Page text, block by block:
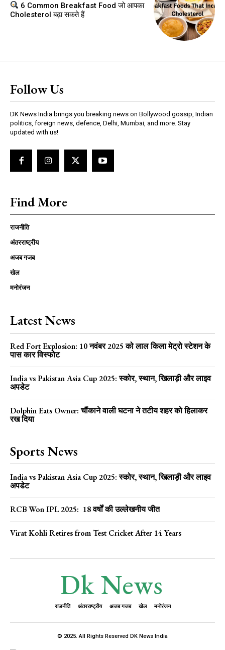
6 Common Breakfast Food जो आपका
Cholesterol बढ़ा सकते हैं
Follow Us
DK News India brings you breaking news on Bollywood gossip, Indian
politics, foreign news, defence, Delhi, Mumbai, and more. Stay
updated with us!
Find More
राजनीति
अंतरराष्ट्रीय
अजब गजब
खेल
मनोरंजन
Latest News
Red Fort Explosion: 10 नवंबर 2025 को लाल किला मेट्रो स्टेशन के
पास कार विस्फोट
India vs Pakistan Asia Cup 2025: स्कोर, स्थान, खिलाड़ी और लाइव
अपडेट
Dolphin Eats Owner: चौंकाने वाली घटना ने तटीय शहर को हिलाकर
रख दिया
Sports News
India vs Pakistan Asia Cup 2025: स्कोर, स्थान, खिलाड़ी और लाइव
अपडेट
RCB Won IPL 2025: 18 वर्षों की उल्लेखनीय जीत
Virat Kohli Retires from Test Cricket After 14 Years
Dk News
राजनीति अंतरराष्ट्रीय अजब गजब खेल मनोरंजन
© 2025. All Rights Reserved DK News India